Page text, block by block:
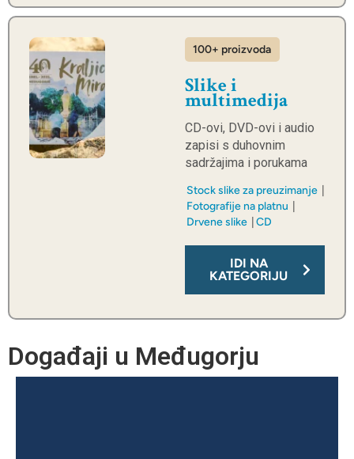
100+ proizvoda
Slike i
multimedija
CD-ovi, DVD-ovi i audio
zapisi s duhovnim
sadržajima i porukama
Stock slike za preuzimanje
Fotografije na platnu
Drvene slike
CD
IDI NA
KATEGORIJU
Događaji u Međugorju